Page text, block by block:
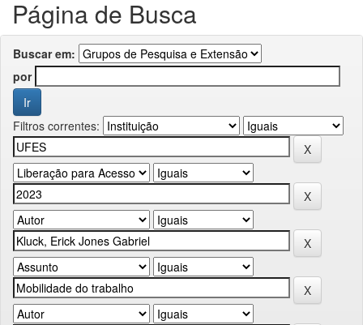
Página de Busca
Buscar em:
por
Filtros correntes: